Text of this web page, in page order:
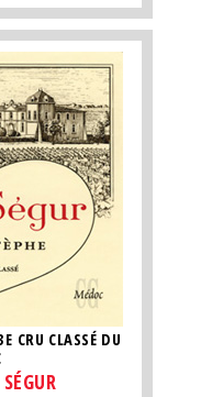
CRU CLASSÉ DU